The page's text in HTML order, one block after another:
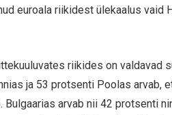
euroala riikidest ülekaalus vaid
riikides on valdavad
ja 53 protsenti Poolas arvab,
Bulgaarias arvab nii 42 protsenti